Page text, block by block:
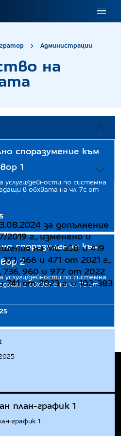
Администрации
на
споразумение към
1
услуги/дейности по системна
в обхвата на чл. 7с от
споразумение към
2
услуги/дейности по системна
в обхвата на чл. 7с от
план-график 1
график 1
за допълнение
2019 г., изменено и
на МС 358 и 419
466 и 471 от 2021 г.,
736, 960 и 977 от 2022
741 от 2023 г. и 102, 383